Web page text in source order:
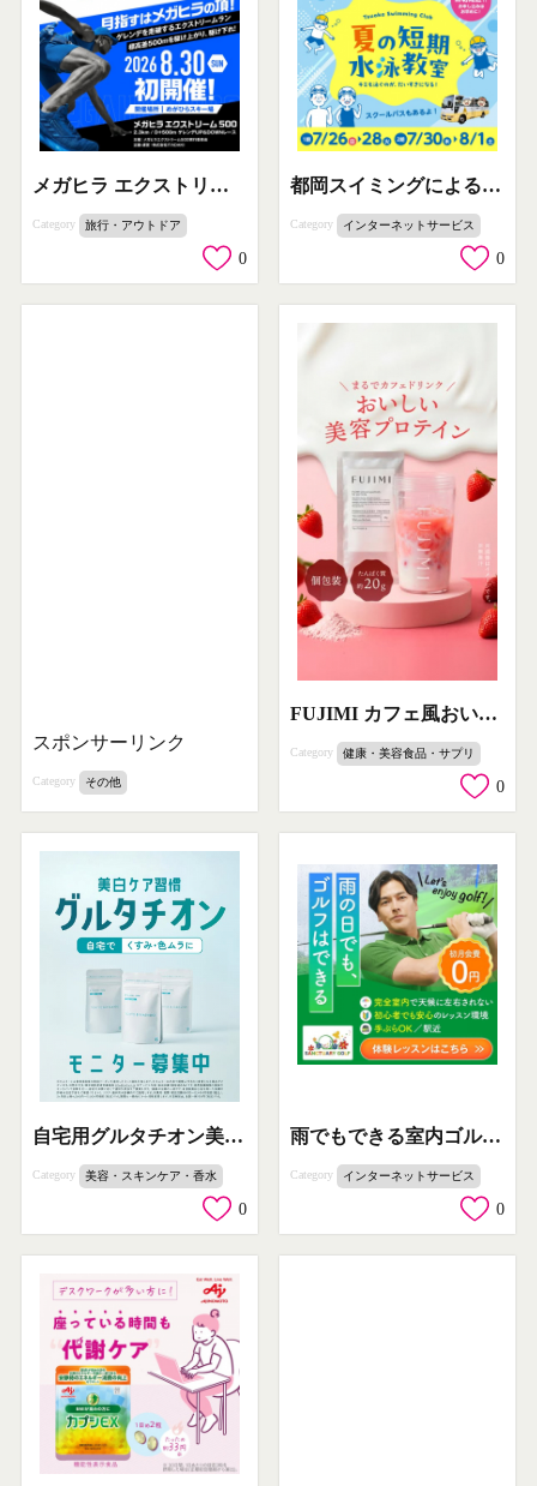
メガヒラ エクストリーム500 ゲレンデラン（ゲレンデ登坂ダウンヒル大会）
Category 旅行・アウトドア
0
都岡スイミングによる夏の短期子ども水泳教室
Category インターネットサービス
0
スポンサーリンク
Category その他
FUJIMI カフェ風おいしい美容プロテイン
Category 健康・美容食品・サプリ
0
自宅用グルタチオン美白ケアモニター募集
Category 美容・スキンケア・香水
0
雨でもできる室内ゴルフ体験
Category インターネットサービス
0